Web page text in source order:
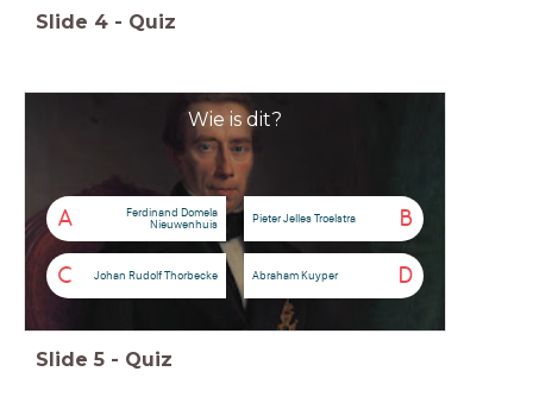
Slide 4 - Quiz
Wie is dit?
A
Ferdinand Domela
Nieuwenhuis
B
Pieter Jelles Troelstra
C Johan Rudolf Thorbecke D
Abraham Kuyper
Slide 5 - Quiz